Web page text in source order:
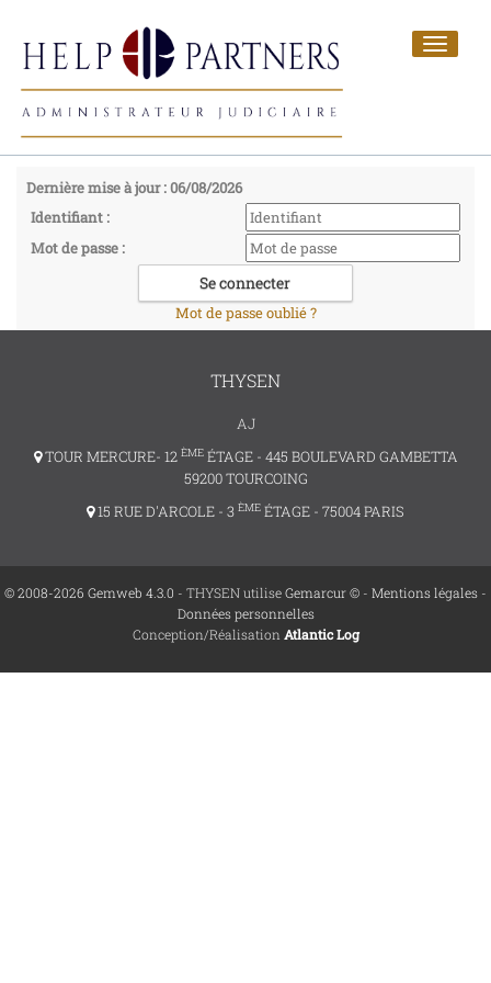
Toggle
Dernière mise à jour : 06/08/2026
Identifiant :
Mot de passe :
Mot de passe oublié ?
THYSEN
AJ
TOUR MERCURE- 12 ÈMEÉTAGE - 445 BOULEVARD GAMBETTA
59200 TOURCOING
15 RUE D'ARCOLE - 3 ÈME ÉTAGE - 75004 PARIS
© 2008-2026 Gemweb 4.3.0 - THYSEN utiliseGemarcur © - Mentions légales -
Données personnelles
Conception/Réalisation Atlantic Log